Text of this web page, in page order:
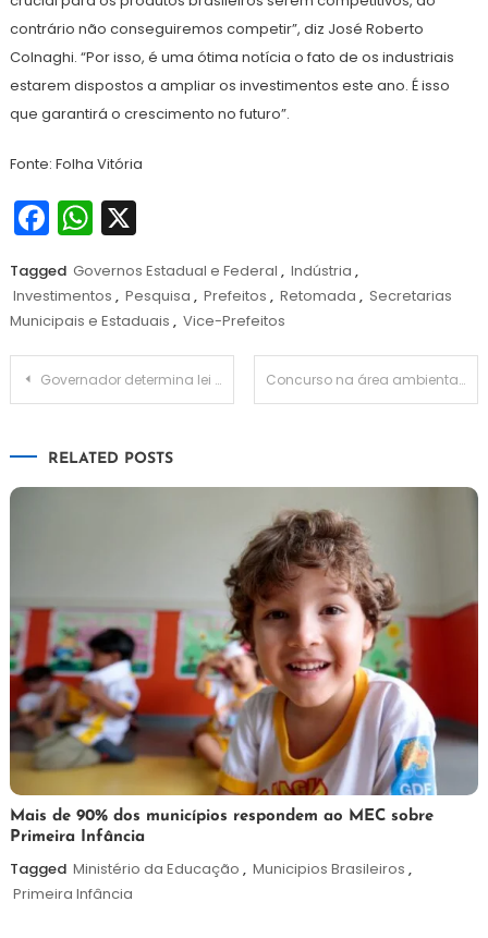
contrário não conseguiremos competir”, diz José Roberto
Colnaghi. “Por isso, é uma ótima notícia o fato de os industriais
estarem dispostos a ampliar os investimentos este ano. É isso
que garantirá o crescimento no futuro”.
Fonte: Folha Vitória
Facebook
WhatsApp
X
Tagged Governos Estadual e Federal , Indústria ,
Investimentos , Pesquisa , Prefeitos , Retomada , Secretarias
Municipais e Estaduais , Vice-Prefeitos
Navegação
Governador determina lei que cria política de segurança hídrica na agricultura no Paraná Concurso na área ambiental com 460 vagas ministra Marina Silva informa
RELATED POSTS
25
de
maio
de
Maurilio
Mais de 90% dos municípios respondem ao MEC sobre
Primeira Infância
Tagged Ministério da Educação , Municipios Brasileiros ,
Primeira Infância